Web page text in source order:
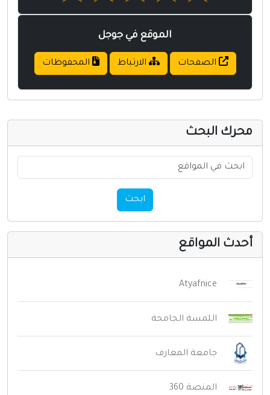
الموقع في جوجل
الصفحات الارتباط المحفوظات
البحث
المواقع
Atyafnice
اللمسة الجامحة
جامعة المعارف
المنصة 360